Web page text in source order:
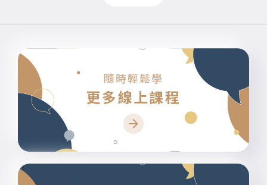
隨時輕鬆學
更多線上課程